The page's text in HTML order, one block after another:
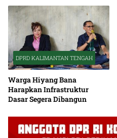
DPRD KALIMANTAN TENGAH
Warga Hiyang Bana
Harapkan Infrastruktur
Dasar Segera Dibangun